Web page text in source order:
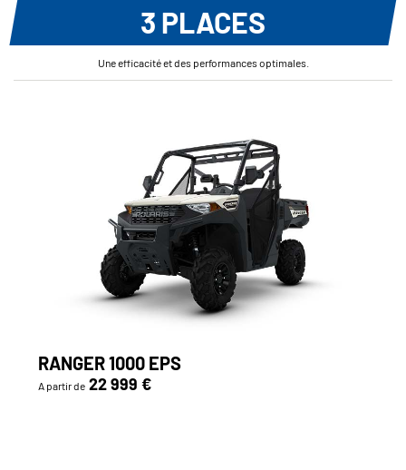
3 PLACES
Une efficacité et des performances optimales.
RANGER 1000 EPS
A partir de 22 999 €